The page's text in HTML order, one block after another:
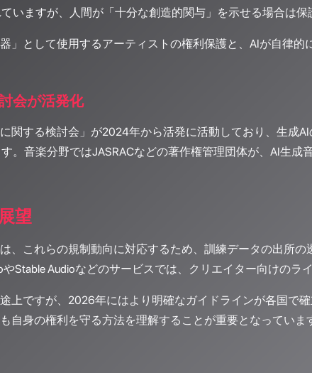
いますが、人間が「十分な創造的関与」を示せる場合は保
」として使用するアーティストの権利保護と、AIが自律
会が活発化
関する検討会」が2024年から活発に活動しており、生成
。音楽分野ではJASRACなどの著作権管理団体が、AI生成
望
、これらの規制動向に対応するため、訓練データの出所
Stable Audioなどのサービスでは、クリエイター向けのラ
上ですが、2026年にはより明確なガイドラインが各国で
自身の権利を守る方法を理解することが重要となっていま